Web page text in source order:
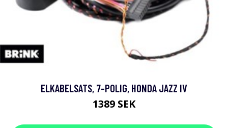
ELKABELSATS, 7-POLIG, HONDA JAZZ IV
1389 SEK